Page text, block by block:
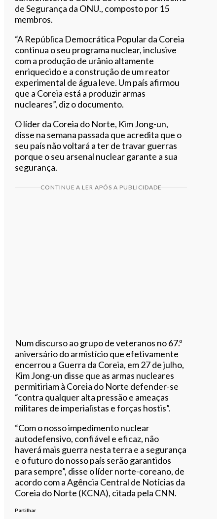
de Segurança da ONU., composto por 15
membros.
“A República Democrática Popular da Coreia
continua o seu programa nuclear, inclusive
com a produção de urânio altamente
enriquecido e a construção de um reator
experimental de água leve. Um país afirmou
que a Coreia está a produzir armas
nucleares”, diz o documento.
O líder da Coreia do Norte, Kim Jong-un,
disse na semana passada que acredita que o
seu país não voltará a ter de travar guerras
porque o seu arsenal nuclear garante a sua
segurança.
CONTINUE A LER APÓS A PUBLICIDADE
Num discurso ao grupo de veteranos no 67.º
aniversário do armistício que efetivamente
encerrou a Guerra da Coreia, em 27 de julho,
Kim Jong-un disse que as armas nucleares
permitiriam à Coreia do Norte defender-se
“contra qualquer alta pressão e ameaças
militares de imperialistas e forças hostis”.
“Com o nosso impedimento nuclear
autodefensivo, confiável e eficaz, não
haverá mais guerra nesta terra e a segurança
e o futuro do nosso país serão garantidos
para sempre”, disse o líder norte-coreano, de
acordo com a Agência Central de Notícias da
Coreia do Norte (KCNA), citada pela CNN.
Partilhar